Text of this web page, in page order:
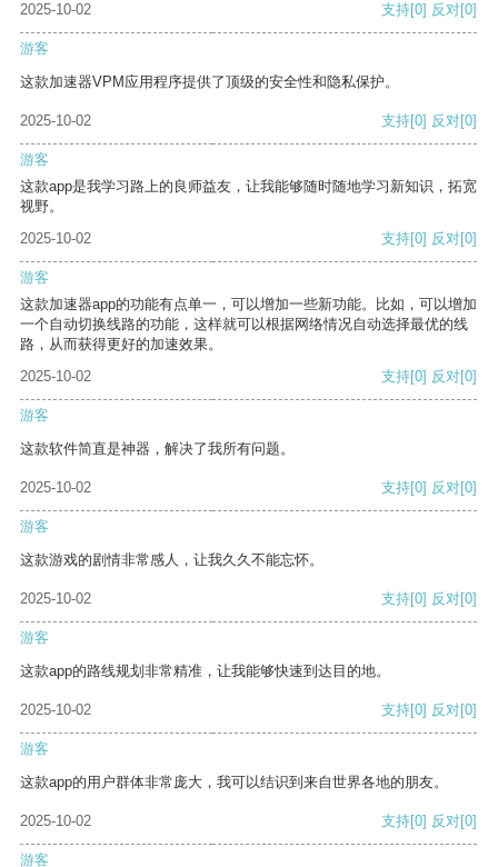
2025-10-02 支持[0] 反对[0]
游客
这款加速器VPM应用程序提供了顶级的安全性和隐私保护。
2025-10-02 支持[0] 反对[0]
游客
这款app是我学习路上的良师益友，让我能够随时随地学习新知识，拓宽
视野。
2025-10-02
支持[0] 反对[0]
游客
这款加速器app的功能有点单一，可以增加一些新功能。比如，可以增加
一个自动切换线路的功能，这样就可以根据网络情况自动选择最优的线
路，从而获得更好的加速效果。
2025-10-02
支持[0] 反对[0]
游客
这款软件简直是神器，解决了我所有问题。
2025-10-02 支持[0] 反对[0]
游客
这款游戏的剧情非常感人，让我久久不能忘怀。
2025-10-02 支持[0] 反对[0]
游客
这款app的路线规划非常精准，让我能够快速到达目的地。
2025-10-02 支持[0] 反对[0]
游客
这款app的用户群体非常庞大，我可以结识到来自世界各地的朋友。
2025-10-02 支持[0] 反对[0]
游客